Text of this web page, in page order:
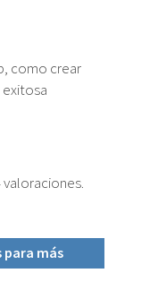
como crear
valoraciones.
más